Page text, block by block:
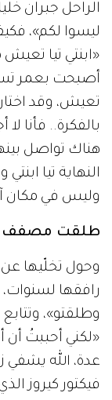
الراحل جبران
ليسوا لكم»،
«ابنتي تيا
أصبحت بعمر
تعيش، وقد
بالفكرة.. فأنا
هناك تواصل
النهاية تيا
وليس في مكان
طلقت مصفف
وحول تخلّيها
رافقها
وطلقتو»،
«لكني أحببتُ أن
عدة، الله يشفي
فيكتور كيروز